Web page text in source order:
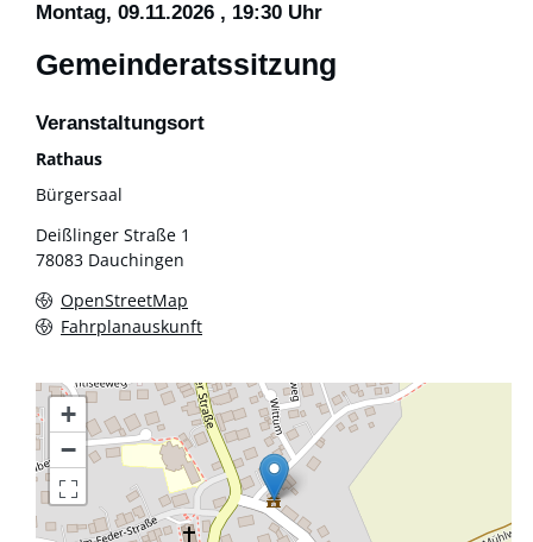
Montag, 09.11.2026 , 19:30 Uhr
Gemeinderatssitzung
+
−
Veranstaltungsort
Rathaus
Bürgersaal
Deißlinger Straße 1
78083 Dauchingen
OpenStreetMap
Fahrplanauskunft